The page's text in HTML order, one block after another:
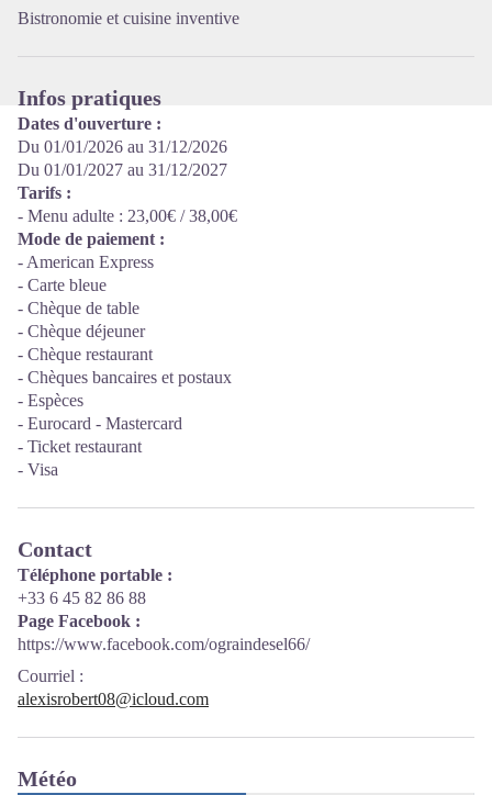
Bistronomie et cuisine inventive
Infos pratiques
Dates d'ouverture :
Du 01/01/2026 au 31/12/2026
Du 01/01/2027 au 31/12/2027
Tarifs :
- Menu adulte : 23,00€ / 38,00€
Mode de paiement :
- American Express
- Carte bleue
- Chèque de table
- Chèque déjeuner
- Chèque restaurant
- Chèques bancaires et postaux
- Espèces
- Eurocard - Mastercard
- Ticket restaurant
- Visa
Contact
Téléphone portable :
+33 6 45 82 86 88
Page Facebook :
https://www.facebook.com/ograindesel66/
Courriel :
alexisrobert08@icloud.com
Météo